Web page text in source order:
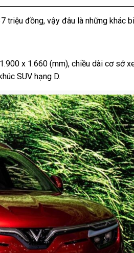
triệu đồng, vậy đâu là những khác
x 1.660 (mm), chiều dài cơ sở
SUV hạng D.